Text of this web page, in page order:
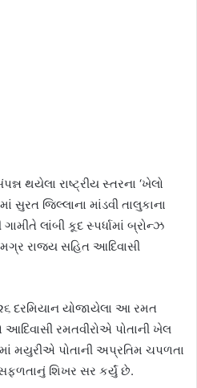
થયેલા રાષ્ટ્રીય સ્તરના ‘ખેલો
સુરત જિલ્લાના માંડવી તાલુકાના
લાંબી કૂદ સ્પર્ધામાં બ્રોન્ઝ
રાજ્ય સહિત આદિવાસી
દરમિયાન યોજાયેલા આ રમત
રમતવીરોએ પોતાની ખેલ
મયુરીએ પોતાની અપ્રતિમ ચપળતા
શિખર સર કર્યું છે.